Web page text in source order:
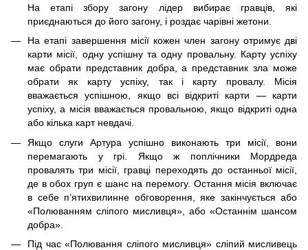
На етапі збору загону лідер вибирає гравців, які
приєднаються до його загону, і роздає чарівні жетони.
На етапі завершення місії кожен член загону отримує дві
карти місії, одну успішну та одну провальну. Карту успіху
має обрати представник добра, а представник зла може
обрати як карту успіху, так і карту провалу. Місія
вважається успішною, якщо всі відкриті карти — карти
успіху, а місія вважається провальною, якщо відкриті одна
або кілька карт невдачі.
Якщо слуги Артура успішно виконають три місії, вони
перемагають у грі. Якщо ж поплічники Мордреда
провалять три місії, гравці переходять до останньої місії,
де в обох груп є шанс на перемогу. Остання місія включає
в себе п’ятихвилинне обговорення, яке закінчується або
«Полюванням сліпого мисливця», або «Останнім шансом
добра».
Під час «Полювання сліпого мисливця» сліпий мисливець